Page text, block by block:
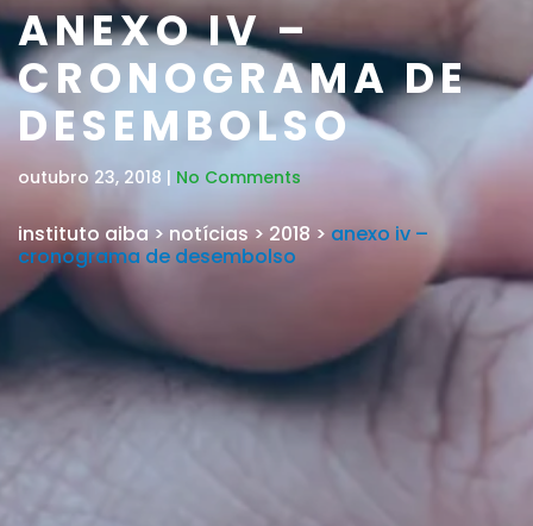
ANEXO IV –
CRONOGRAMA DE
DESEMBOLSO
outubro 23, 2018 | No Comments
instituto aiba>notícias>2018 > anexo iv –
cronograma de desembolso